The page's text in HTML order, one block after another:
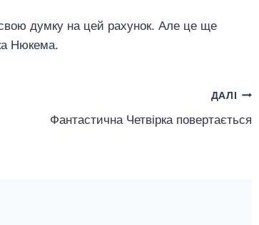
думку на цей рахунок. Але це ще
Нюкема.
ДАЛІ
Фантастична Четвірка повертається